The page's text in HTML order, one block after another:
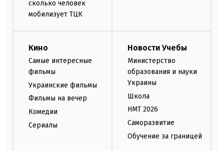
сколько человек
мобилизует ТЦК
Кино
Самые интересные
фильмы
Украинские фильмы
Фильмы на вечер
Комедии
Сериалы
Новости Учебы
Министерство
образования и науки
Украины
Школа
НМТ 2026
Саморазвитие
Обучение за границей